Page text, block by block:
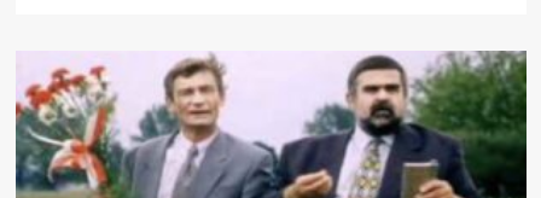
4.03.
Na
początku
wcale
nie
był